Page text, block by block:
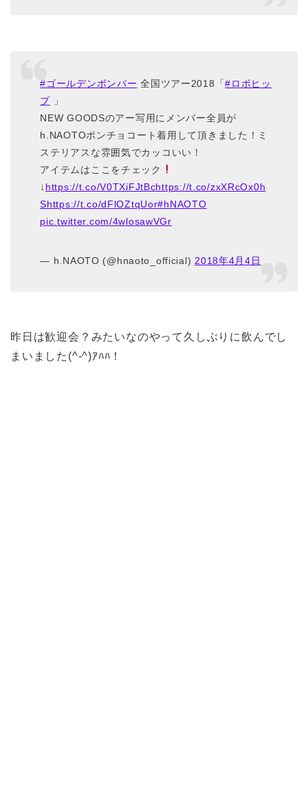
#ゴールデンボンバー 全国ツアー2018「#ロボヒッ
プ」
NEW GOODSのアー写用にメンバー全員が
h.NAOTOポンチョコート着用して頂きました！ミ
ステリアスな雰囲気でカッコいい！
アイテムはここをチェック
↓ https://t.co/V0TXiFJtBchttps://t.co/zxXRcOx0h
Shttps://t.co/dFlOZtqUor#hNAOTO
pic.twitter.com/4wlosawVGr
— h.NAOTO (@hnaoto_official) 2018年4月4日
昨日は歓迎会？みたいなのやって久しぶりに飲んでし
まいました(^-^)ｱﾊﾊ！